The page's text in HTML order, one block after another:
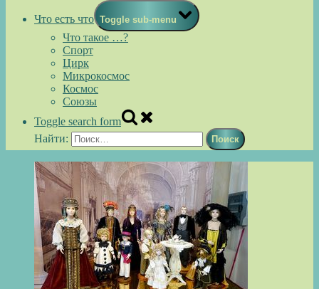
Что есть что Toggle sub-menu
Что такое …?
Спорт
Цирк
Микрокосмос
Космос
Союзы
Toggle search form
Найти: